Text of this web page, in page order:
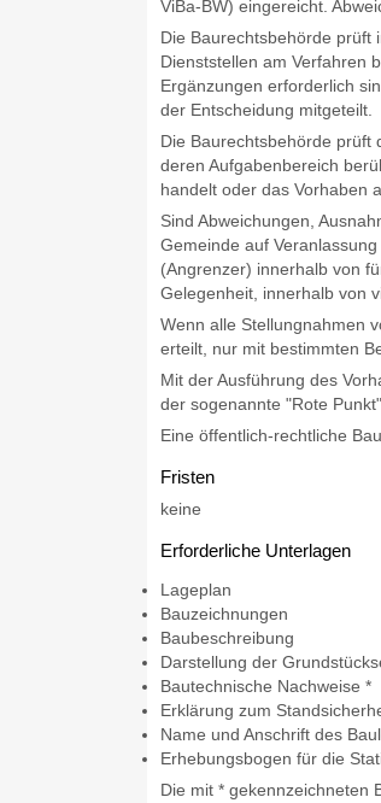
ViBa-BW) eingereicht.
Die Baurechtsbehörde prüft
Dienststellen am Verfahren
Ergänzungen erforderlich
der Entscheidung mitgeteilt.
Die Baurechtsbehörde prüft
deren Aufgabenbereich
handelt oder das Vorhaben
Sind Abweichungen,
Gemeinde auf
(Angrenzer) innerhalb von
Gelegenheit, innerhalb von
Wenn alle Stellungnahmen
erteilt, nur mit bestimmten
Mit der Ausführung des
der sogenannte "Rote
Eine öffentlich-rechtliche
Fristen
keine
Erforderliche Unterlagen
Lageplan
Bauzeichnungen
Baubeschreibung
Darstellung der
Bautechnische Nachweise *
Erklärung zum
Name und Anschrift des
Erhebungsbogen für die
Die mit * gekennzeichneten